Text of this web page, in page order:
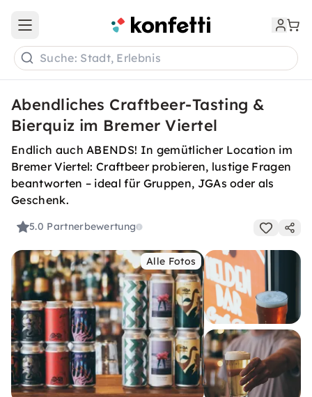
Open main menu
Suche: Stadt, Erlebnis
Abendliches Craftbeer-Tasting &
Bierquiz im Bremer Viertel
Endlich auch ABENDS! In gemütlicher Location im
Bremer Viertel: Craftbeer probieren, lustige Fragen
beantworten – ideal für Gruppen, JGAs oder als
Geschenk.
5.0 Partnerbewertung
Alle Fotos